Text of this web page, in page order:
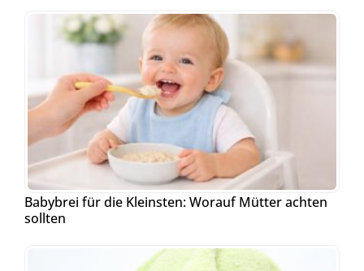
Babybrei für die Kleinsten: Worauf Mütter achten
sollten